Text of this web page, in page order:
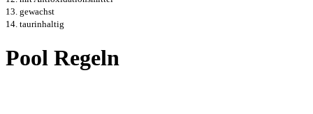
13. gewachst
14. taurinhaltig
Pool Regeln